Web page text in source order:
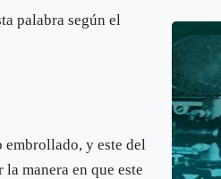
palabra según el
y este del
manera en que este